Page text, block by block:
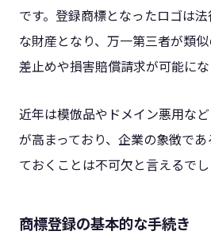
です。登録商標となったロゴは
な財産となり、万一第三者が類
差止めや損害賠償請求が可能にな
近年は模倣品やドメイン悪用な
が高まっており、企業の象徴で
ておくことは不可欠と言えるでし
商標登録の基本的な手続き